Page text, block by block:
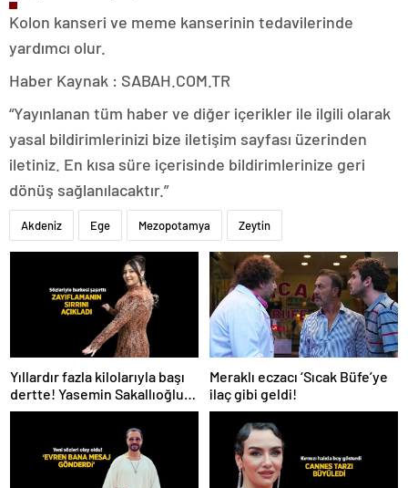
Kolon kanseri ve meme kanserinin tedavilerinde
yardımcı olur.
Haber Kaynak : SABAH.COM.TR
“Yayınlanan tüm haber ve diğer içerikler ile ilgili olarak
yasal bildirimlerinizi bize iletişim sayfası üzerinden
iletiniz. En kısa süre içerisinde bildirimlerinize geri
dönüş sağlanılacaktır.”
Akdeniz Ege Mezopotamya Zeytin
Yıllardır fazla kilolarıyla başı
dertte! Yasemin Sakallıoğlu
zayıflamasının sırrını açıkladı
Meraklı eczacı ‘Sıcak Büfe’ye
ilaç gibi geldi!